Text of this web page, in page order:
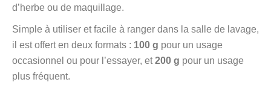
d’herbe ou de maquillage.
Simple à utiliser et facile à ranger dans la salle de lavage,
il est offert en deux formats : 100 g pour un usage
occasionnel ou pour l’essayer, et200 g pour un usage
plus fréquent.